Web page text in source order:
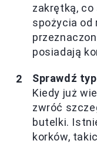
zakrętką,
spożycia od
posiadają
Sprawdź
Kiedy już
zwróć
butelki.
korków,